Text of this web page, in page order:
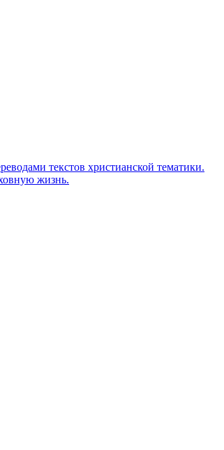
текстов христианской тематики.
жизнь.